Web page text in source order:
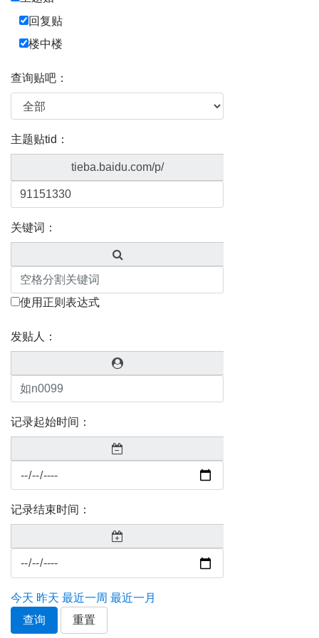
回复贴
楼中楼
查询贴吧：
主题贴tid：
tieba.baidu.com/p/
关键词：
使用正则表达式
发贴人：
记录起始时间：
记录结束时间：
今天 昨天 最近一周 最近一月
查询
重置